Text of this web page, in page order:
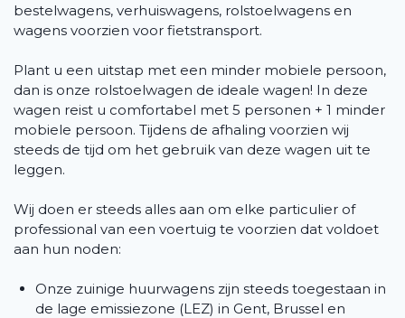
bestelwagens, verhuiswagens, rolstoelwagens en
wagens voorzien voor fietstransport.
Plant u een uitstap met een minder mobiele persoon,
dan is onze rolstoelwagen de ideale wagen! In deze
wagen reist u comfortabel met 5 personen + 1 minder
mobiele persoon. Tijdens de afhaling voorzien wij
steeds de tijd om het gebruik van deze wagen uit te
leggen.
Wij doen er steeds alles aan om elke particulier of
professional van een voertuig te voorzien dat voldoet
aan hun noden:
Onze zuinige huurwagens zijn steeds toegestaan in
de lage emissiezone (LEZ) in Gent, Brussel en